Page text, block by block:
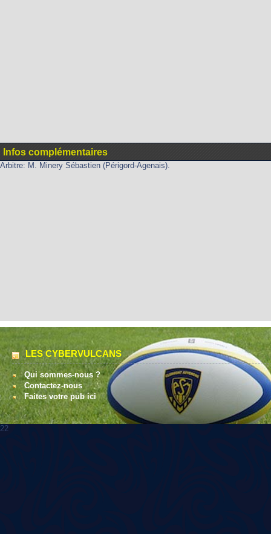
Infos complémentaires
Arbitre: M. Minery Sébastien (Périgord-Agenais).
LES CYBERVULCANS
Qui sommes-nous ?
Contactez-nous
Faites votre pub ici
22